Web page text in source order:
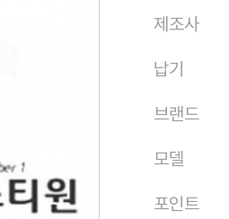
제조사
납기
브랜드
모델
포인트